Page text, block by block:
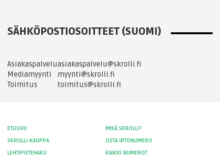
SÄHKÖPOSTIOSOITTEET (SUOMI)
Asiakaspalveluasiakaspalvelu@skrolli.fi
Mediamyynti
myynti@skrolli.fi
Toimitus
toimitus@skrolli.fi
ETUSIVU
MIKÄ SKROLLI?
SKROLLI-KAUPPA
OSTA IRTONUMERO
LEHTIPISTEHAKU
KAIKKI NUMEROT